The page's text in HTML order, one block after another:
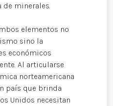
minerales.
elementos no
sino la
económicos
Al articularse
norteamericana
país que brinda
Unidos necesitan